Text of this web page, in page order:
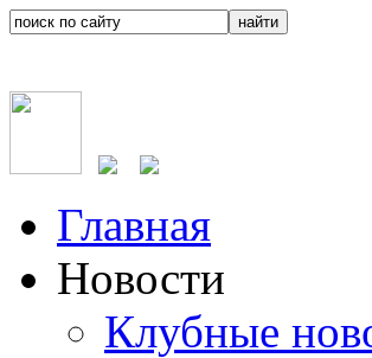
Главная
Новости
Клубные